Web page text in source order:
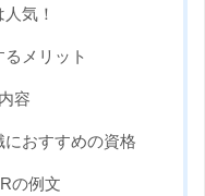
気！
メリット
容
おすすめの資格
の例文